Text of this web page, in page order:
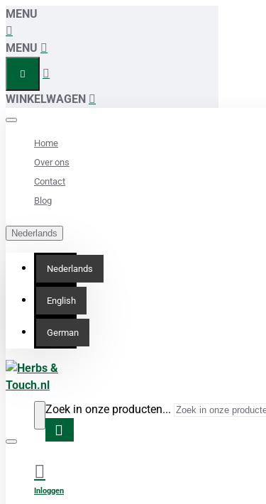
MENU
MENU
WINKELWAGEN
Home
Over ons
Contact
Blog
Nederlands
Nederlands
English
German
Zoek in onze producten...
Inloggen